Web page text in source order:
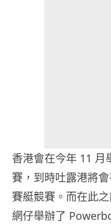
香港會在今年 11
賽，到時吐露港將
賽艇競賽。而在此
網仔舉辦了